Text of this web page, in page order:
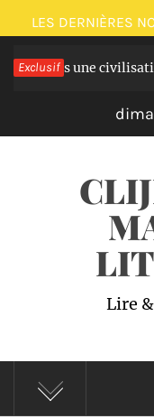
Passer
au
contenu
LES DERNIÈRES
Exclusif
une civilisation en-
Lire